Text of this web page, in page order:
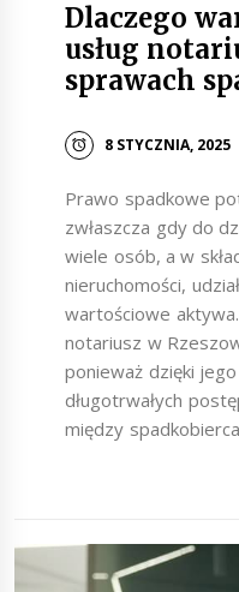
Dlaczego
usług
sprawach
8 STYCZNIA, 2025
Prawo spadkowe
zwłaszcza gdy do
wiele osób, a w
nieruchomości,
wartościowe
notariusz w
ponieważ dzięki
długotrwałych
między